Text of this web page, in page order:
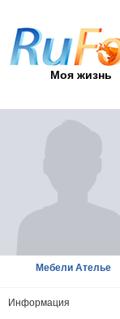
Моя жизнь
Мебели Ателье
Информация